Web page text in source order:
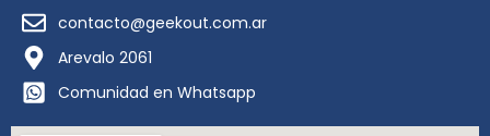
contacto@geekout.com.ar
Arevalo 2061
Comunidad en Whatsapp